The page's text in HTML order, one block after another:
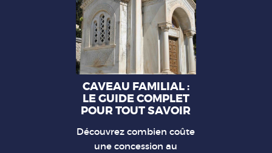
CAVEAU FAMILIAL :
LE GUIDE COMPLET
POUR TOUT SAVOIR
Découvrez combien coûte
une concession au